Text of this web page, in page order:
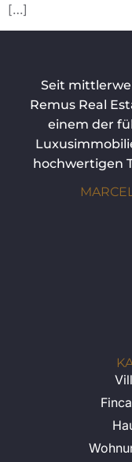
[…]
Seit
Remus Real
einem der
hochwertigen